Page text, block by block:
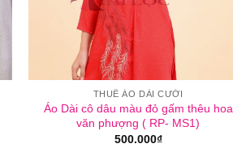
THUÊ ÁO DÀI CƯỚI
Áo Dài cô dâu màu đỏ gấm thêu hoa
văn phượng ( RP- MS1)
500.000₫